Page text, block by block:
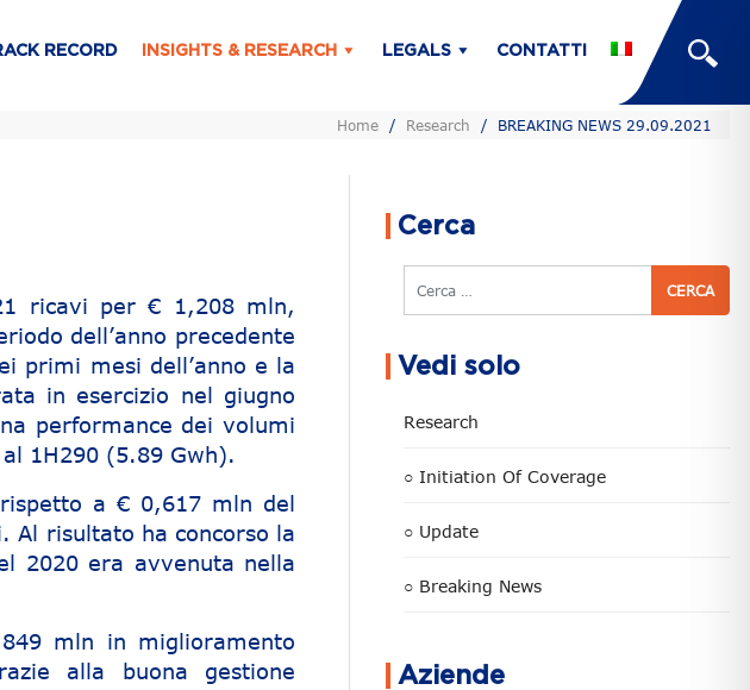
RECORD INSIGHTS & RESEARCH LEGALS CONTATTI
Home / Research / BREAKING NEWS 29.09.2021
ricavi per € 1,208 mln,
dell’anno precedente
primi mesi dell’anno e la
in esercizio nel giugno
performance dei volumi
1H290 (5.89 Gwh).
a € 0,617 mln del
Al risultato ha concorso la
2020 era avvenuta nella
mln in miglioramento
alla buona gestione
Cerca
Cerca
Vedi solo
Research
○ Initiation Of Coverage
○ Update
○ Breaking News
Aziende